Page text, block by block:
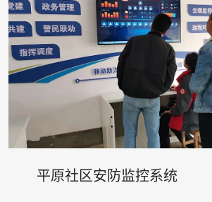
平原社区安防监控系统